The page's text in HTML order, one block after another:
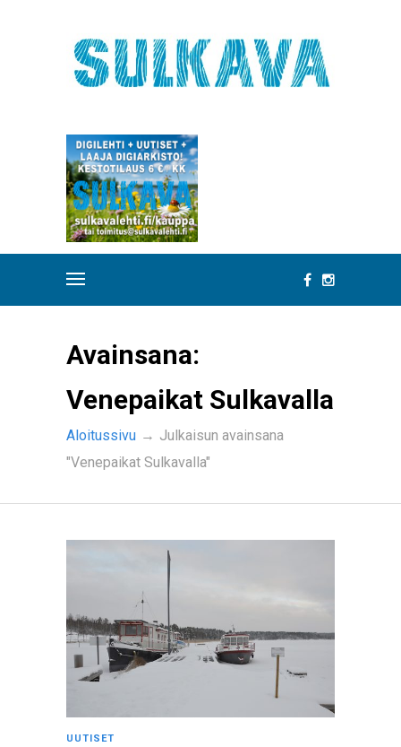
Avainsana:
Venepaikat Sulkavalla
Aloitussivu → Julkaisun avainsana
"Venepaikat Sulkavalla"
UUTISET